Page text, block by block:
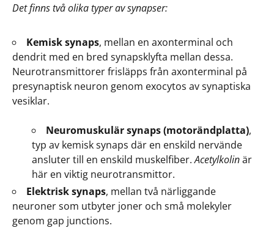
Det finns två olika typer av synapser:
Kemisk synaps, mellan en axonterminal och
dendrit med en bred synapsklyfta mellan dessa.
Neurotransmittorer frisläpps från axonterminal på
presynaptisk neuron genom exocytos av synaptiska
vesiklar.
Neuromuskulär synaps (motorändplatta),
typ av kemisk synaps där en enskild nervände
ansluter till en enskild muskelfiber.Acetylkolinär
här en viktig neurotransmittor.
Elektrisk synaps, mellan två närliggande
neuroner som utbyter joner och små molekyler
genom gap junctions.